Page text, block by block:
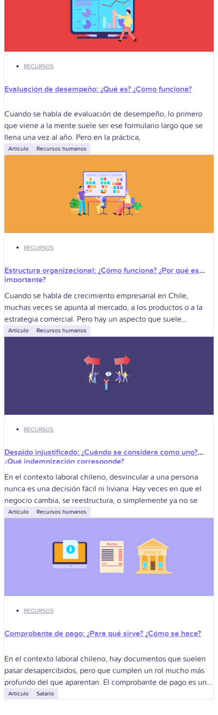
RECURSOS
Evaluación de desempeño: ¿Qué es? ¿Cómo funciona?
Cuando se habla de evaluación de desempeño, lo primero
que viene a la mente suele ser ese formulario largo que se
llena una vez al año. Pero en la práctica,
Artículo Recursos humanos
RECURSOS
Estructura organizacional: ¿Cómo funciona? ¿Por qué es
importante?
Cuando se habla de crecimiento empresarial en Chile,
muchas veces se apunta al mercado, a los productos o a la
estrategia comercial. Pero hay un aspecto que suele
quedarse bajo
Artículo Recursos humanos
RECURSOS
Despido injustificado: ¿Cuándo se considera como uno?
¿Qué indemnización corresponde?
En el contexto laboral chileno, desvincular a una persona
nunca es una decisión fácil ni liviana. Hay veces en que el
negocio cambia, se reestructura, o simplemente ya no se
Artículo Recursos humanos
RECURSOS
Comprobante de pago: ¿Para qué sirve? ¿Cómo se hace?
En el contexto laboral chileno, hay documentos que suelen
pasar desapercibidos, pero que cumplen un rol mucho más
profundo del que aparentan. El comprobante de pago es uno
de esos
Artículo Salario